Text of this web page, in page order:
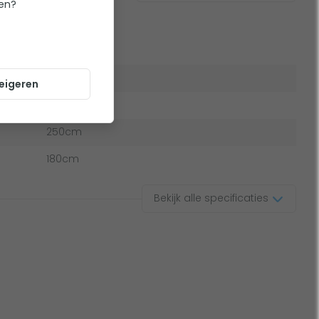
10 cm
250cm
180cm
Bekijk alle specificaties